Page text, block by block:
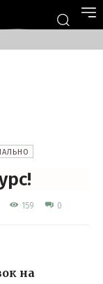
159 0
на